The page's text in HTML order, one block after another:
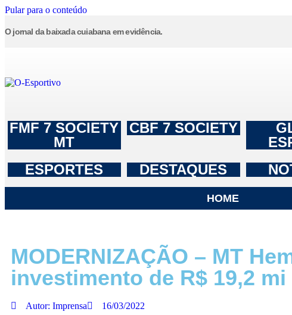
Pular para o conteúdo
O jornal da baixada cuiabana em evidência.
FMF 7 SOCIETY
MT
CBF 7 SOCIETY
ESPORTES DESTAQUES
HOME
MODERNIZAÇÃO – MT
investimento de R$ 19,2
Autor: Imprensa 16/03/2022